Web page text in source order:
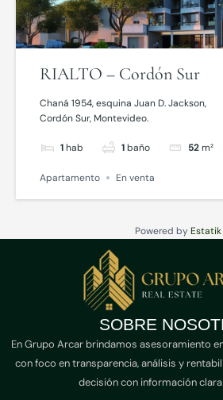
RIALTO – Cordón Sur
Chaná 1954, esquina Juan D. Jackson,
Cordón Sur, Montevideo.
1hab 1baño 52m²
Apartamento En venta
Powered by Estatik
SOBRE
En Grupo Arcar brindamos asesoramiento
con foco en transparencia, análisis y
decisión con información